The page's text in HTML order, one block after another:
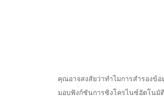
คุณอาจสงสัยว่าทำไมการสำรองข้
มอบฟังก์ชันการซิงโครไนซ์อัตโนมั